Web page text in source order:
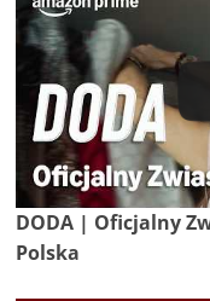
DODA | Oficjalny
Polska